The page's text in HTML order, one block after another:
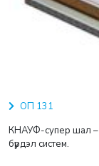
ОП 131
КНАУФ-супер шал –
бүрдэл систем.